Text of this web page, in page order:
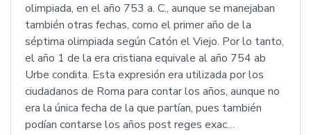
olimpiada, en el año 753 a. C., aunque se manejaban
también otras fechas, como el primer año de la
séptima olimpiada según Catón el Viejo. Por lo tanto,
el año 1 de la era cristiana equivale al año 754 ab
Urbe condita. Esta expresión era utilizada por los
ciudadanos de Roma para contar los años, aunque no
era la única fecha de la que partían, pues también
podían contarse los años post reges exac…